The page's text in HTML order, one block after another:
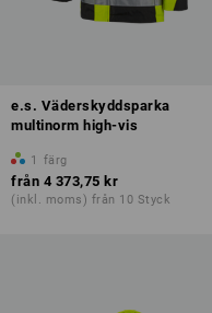
e.s. Väderskyddsparka
multinorm high-vis
1 färg
från 4 373,75 kr
(inkl. moms) från 10 Styck